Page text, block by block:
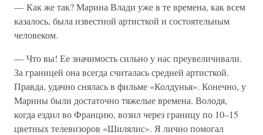
— Как же так? Марина Влади уже в те времена, как всем
казалось, была известной артисткой и состоятельным
человеком.
— Что вы! Ее значимость сильно у нас преувеличивали.
За границей она всегда считалась средней артисткой.
Правда, удачно снялась в фильме «Колдунья». Конечно, у
Марины были достаточно тяжелые времена. Володя,
когда ездил во Францию, возил через границу по 10–15
цветных телевизоров «Шилялис». Я лично помогал